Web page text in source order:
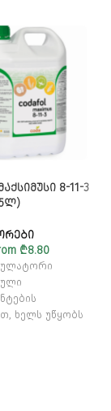
8-11-3
₾8.80
ხელს უწყობს
მცენარის